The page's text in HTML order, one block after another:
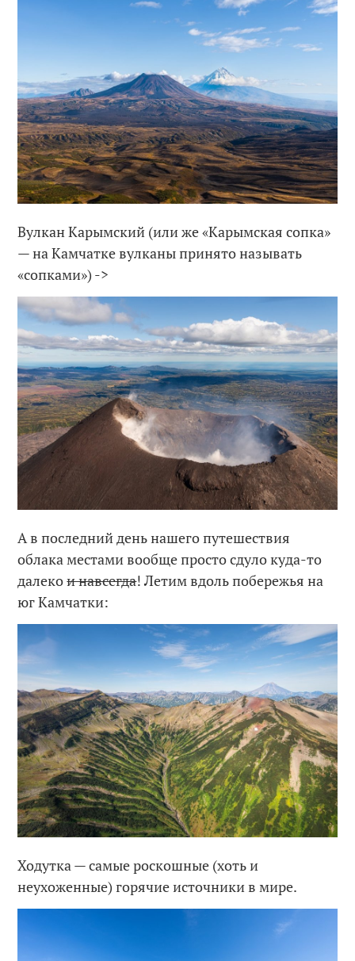
Вулкан Карымский (или же «Карымская сопка»
— на Камчатке вулканы принято называть
«сопками») ->
А в последний день нашего путешествия
облака местами вообще просто сдуло куда-то
далекои навсегда! Летим вдоль побережья на
юг Камчатки:
Ходутка — самые роскошные (хоть и
неухоженные) горячие источники в мире.